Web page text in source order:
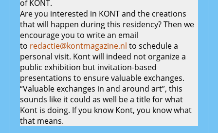
of KONT.
Are you interested in KONT and the creations
that will happen during this residency? Then we
encourage you to write an email
to redactie@kontmagazine.nl to schedule a
personal visit. Kont will indeed not organize a
public exhibition but invitation-based
presentations to ensure valuable exchanges.
“Valuable exchanges in and around art”, this
sounds like it could as well be a title for what
Kont is doing. If you know Kont, you know what
that means.